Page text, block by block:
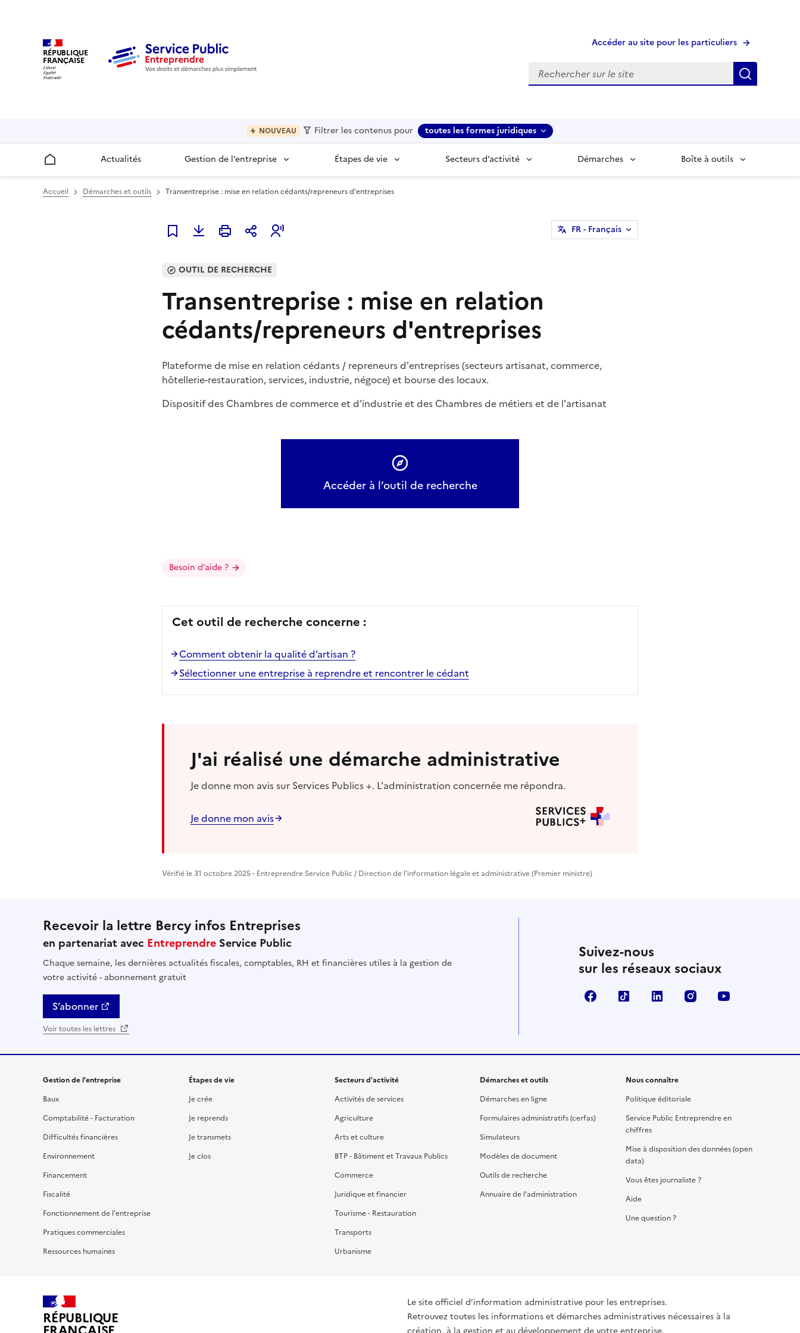
RÉPUBLIQUE
FRANÇAISE
Accéder au site pour les particuliers
Recherche
NOUVEAU Filtrer les contenus pour toutes les formes juridiques
Accueil Actualités Gestion de l’entreprise Étapes de vie Secteurs d’activité Démarches Boîte à outils
Accueil Démarches et outils Transentreprise : mise en relation cédants/repreneurs d'entreprises
Ajouter à mes favoris
FR- Français
OUTIL DE RECHERCHE
Transentreprise : mise en relation
cédants/repreneurs d'entreprises
Plateforme de mise en relation cédants / repreneurs d'entreprises (secteurs artisanat, commerce,
hôtellerie-restauration, services, industrie, négoce) et bourse des locaux.
Dispositif des Chambres de commerce et d'industrie et des Chambres de métiers et de l'artisanat
Accéder à l’outil de recherche
Besoin d’aide ?
Cet outil de recherche concerne :
Comment obtenir la qualité d’artisan ?
Sélectionner une entreprise à reprendre et rencontrer le cédant
J'ai réalisé une démarche administrative
Je donne mon avis sur Services Publics +. L'administration concernée me répondra.
Je donne mon avis
Vérifié le 31 octobre 2025 - Entreprendre Service Public / Direction de l'information légale et administrative (Premier ministre)
Recevoir la lettre Bercy infos Entreprises
en partenariat avec Entreprendre Service Public
Chaque semaine, les dernières actualités fiscales, comptables, RH et financières utiles à la gestion de
votre activité - abonnement gratuit
S’abonner
Voir toutes les lettres
Suivez-nous
sur les réseaux sociaux
FacebookTikTok Linkedin Instagram
Gestion de l'entreprise
Baux
Comptabilité - Facturation
Difficultés financières
Environnement
Financement
Fiscalité
Fonctionnement de l'entreprise
Pratiques commerciales
Ressources humaines
Étapes de vie
Je crée
Je reprends
Je transmets
Je clos
Secteurs d'activité
Activités de services
Agriculture
Arts et culture
BTP - Bâtiment et Travaux Publics
Commerce
Juridique et financier
Tourisme - Restauration
Transports
Urbanisme
Démarches et outils
Démarches en ligne
Formulaires administratifs (cerfas)
Simulateurs
Modèles de document
Outils de recherche
Annuaire de l'administration
Nous connaître
Politique éditoriale
Service Public Entreprendre en
chiffres
Mise à disposition des données (open
data)
Vous êtes journaliste ?
Aide
Une question ?
RÉPUBLIQUE
Le site officiel d’information administrative pour les entreprises.
Retrouvez toutes les informations et démarches administratives nécessaires à la